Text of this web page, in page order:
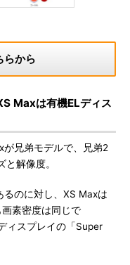
らから
Maxは有機ELディス
兄弟モデルで、兄弟2
解像度。
のに対し、XS Maxは
素密度は同じで
ィスプレイの「Super